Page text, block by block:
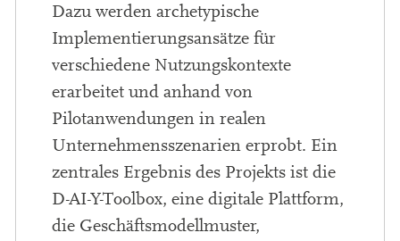
Dazu werden archetypische
Implementierungsansätze für
verschiedene Nutzungskontexte
erarbeitet und anhand von
Pilotanwendungen in realen
Unternehmensszenarien erprobt. Ein
zentrales Ergebnis des Projekts ist die
D-AI-Y-Toolbox, eine digitale Plattform,
die Geschäftsmodellmuster,